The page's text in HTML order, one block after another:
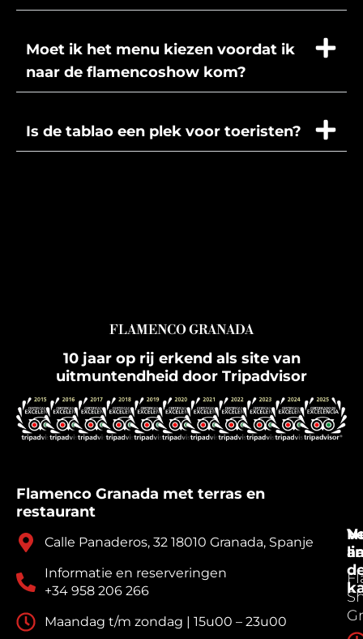
Moet ik het menu kiezen voordat ik
naar de flamencoshow kom?
Is de tablao een plek voor toeristen?
FLAMENCO GRANADA
10 jaar op rij erkend als site van
uitmuntendheid door Tripadvisor
Flamenco Granada met terras en
restaurant
Calle Panaderos, 32 18010 Granada, Spanje
Informatie en reserveringen
+34 958 206 266
Maandag t/m zondag | 15u00 – 23u00